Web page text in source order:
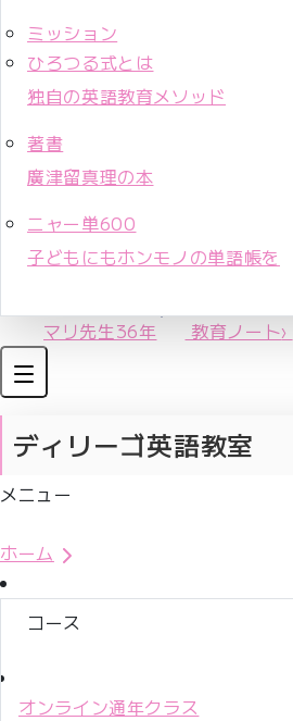
ミッション
ひろつる式とは
独自の英語教育メソッド
著書
廣津留真理の本
ニャー単600
子どもにもホンモノの単語帳を
マリ先生36年 教育ノート›
ディリーゴ英語教室
メニュー
ホーム
コース
オンライン通年クラス